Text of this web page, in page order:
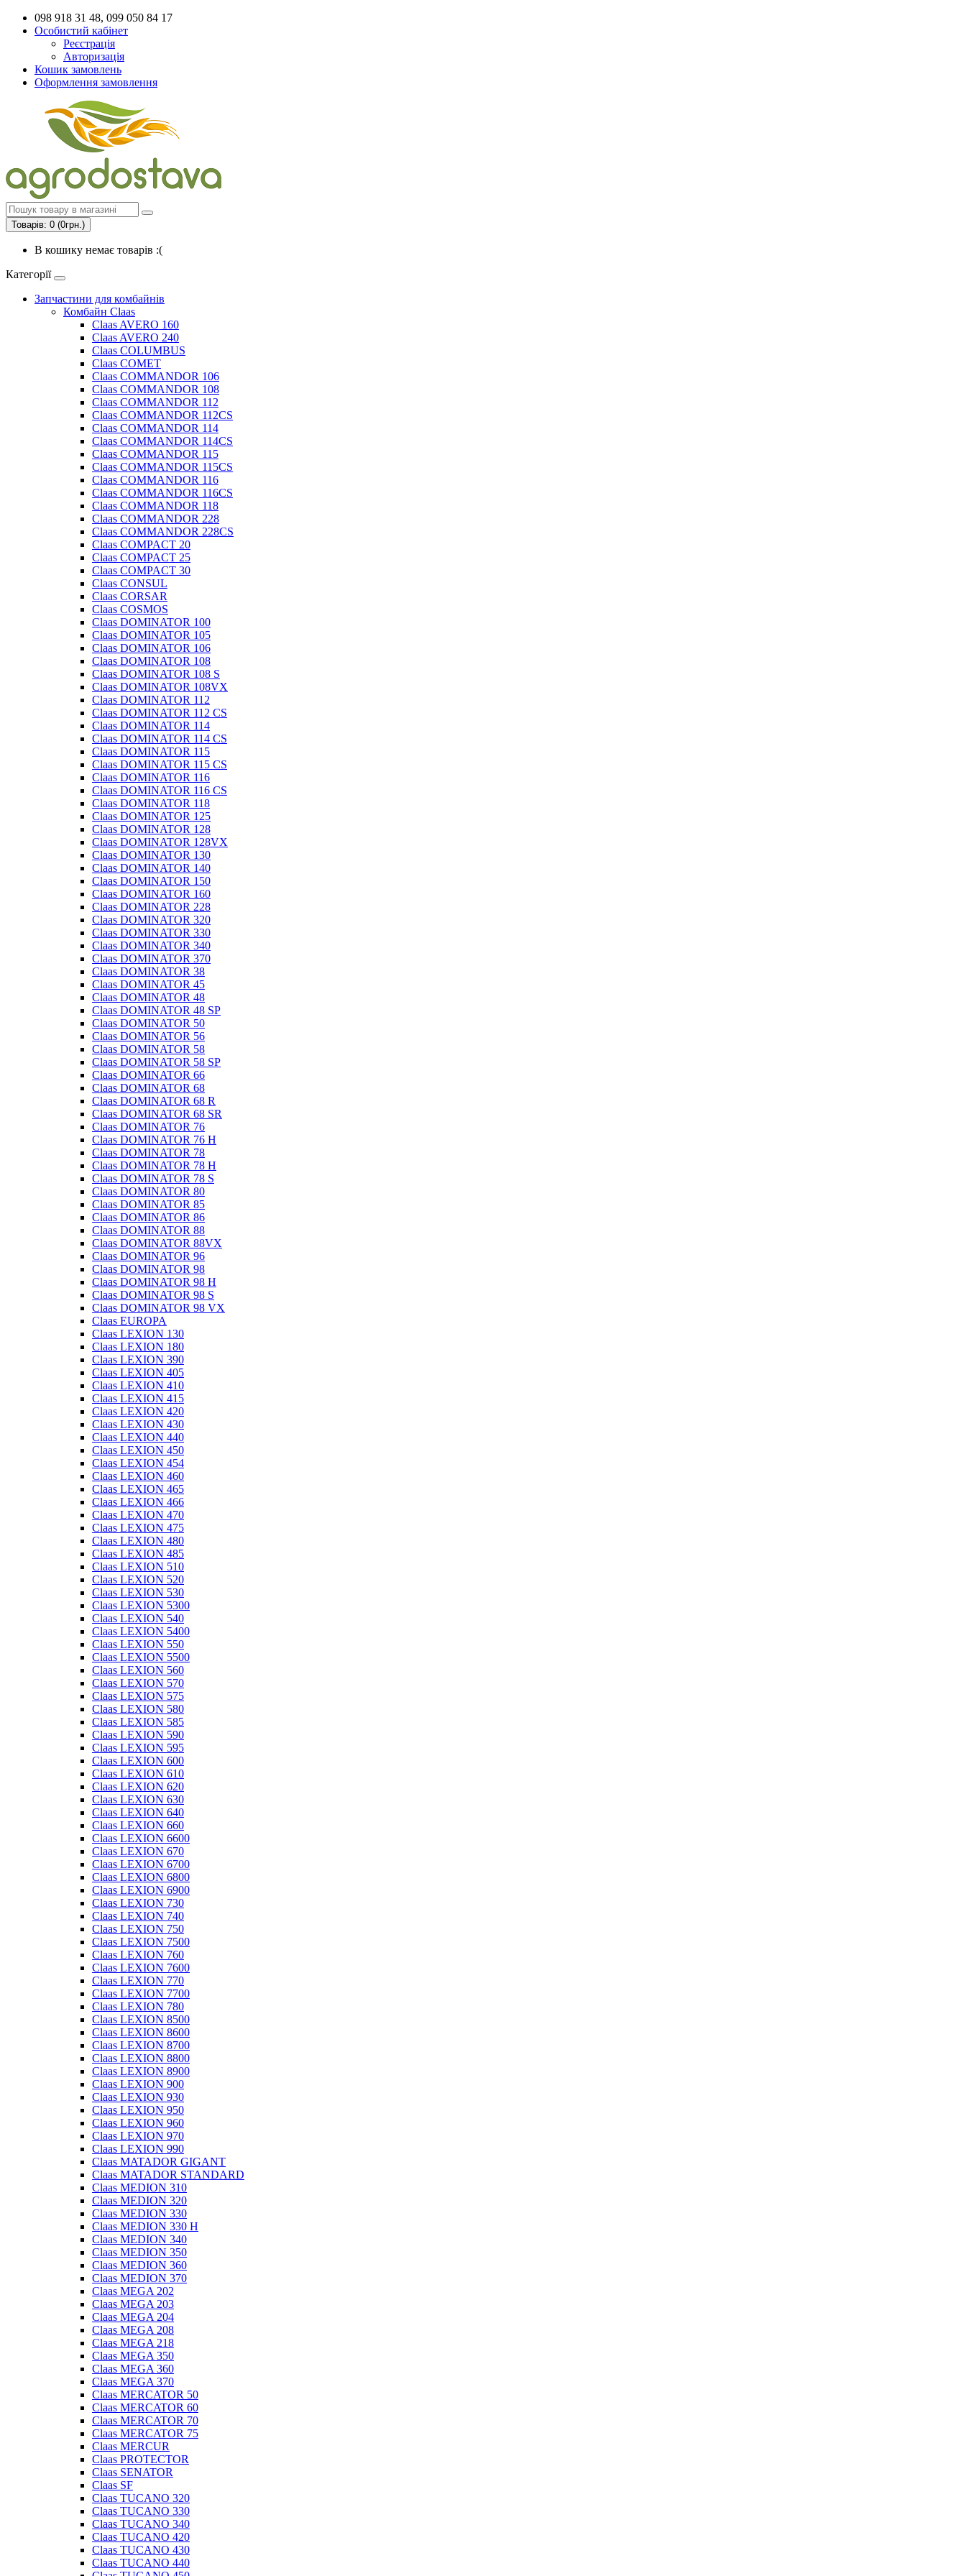
098 918 31 48, 099 050 84 17
Особистий кабінет
Реєстрація
Авторизація
Кошик замовлень
Оформлення замовлення
Товарів: 0 (0грн.)
В кошику немає товарів :(
Категорії
Запчастини для комбайнів
Комбайн Claas
Claas AVERO 160
Claas AVERO 240
Claas COLUMBUS
Claas COMET
Claas COMMANDOR 106
Claas COMMANDOR 108
Claas COMMANDOR 112
Claas COMMANDOR 112CS
Claas COMMANDOR 114
Claas COMMANDOR 114CS
Claas COMMANDOR 115
Claas COMMANDOR 115CS
Claas COMMANDOR 116
Claas COMMANDOR 116CS
Claas COMMANDOR 118
Claas COMMANDOR 228
Claas COMMANDOR 228CS
Claas COMPACT 20
Claas COMPACT 25
Claas COMPACT 30
Claas CONSUL
Claas CORSAR
Claas COSMOS
Claas DOMINATOR 100
Claas DOMINATOR 105
Claas DOMINATOR 106
Claas DOMINATOR 108
Claas DOMINATOR 108 S
Claas DOMINATOR 108VX
Claas DOMINATOR 112
Claas DOMINATOR 112 CS
Claas DOMINATOR 114
Claas DOMINATOR 114 CS
Claas DOMINATOR 115
Claas DOMINATOR 115 CS
Claas DOMINATOR 116
Claas DOMINATOR 116 CS
Claas DOMINATOR 118
Claas DOMINATOR 125
Claas DOMINATOR 128
Claas DOMINATOR 128VX
Claas DOMINATOR 130
Claas DOMINATOR 140
Claas DOMINATOR 150
Claas DOMINATOR 160
Claas DOMINATOR 228
Claas DOMINATOR 320
Claas DOMINATOR 330
Claas DOMINATOR 340
Claas DOMINATOR 370
Claas DOMINATOR 38
Claas DOMINATOR 45
Claas DOMINATOR 48
Claas DOMINATOR 48 SP
Claas DOMINATOR 50
Claas DOMINATOR 56
Claas DOMINATOR 58
Claas DOMINATOR 58 SP
Claas DOMINATOR 66
Claas DOMINATOR 68
Claas DOMINATOR 68 R
Claas DOMINATOR 68 SR
Claas DOMINATOR 76
Claas DOMINATOR 76 H
Claas DOMINATOR 78
Claas DOMINATOR 78 H
Claas DOMINATOR 78 S
Claas DOMINATOR 80
Claas DOMINATOR 85
Claas DOMINATOR 86
Claas DOMINATOR 88
Claas DOMINATOR 88VX
Claas DOMINATOR 96
Claas DOMINATOR 98
Claas DOMINATOR 98 H
Claas DOMINATOR 98 S
Claas DOMINATOR 98 VX
Claas EUROPA
Claas LEXION 130
Claas LEXION 180
Claas LEXION 390
Claas LEXION 405
Claas LEXION 410
Claas LEXION 415
Claas LEXION 420
Claas LEXION 430
Claas LEXION 440
Claas LEXION 450
Claas LEXION 454
Claas LEXION 460
Claas LEXION 465
Claas LEXION 466
Claas LEXION 470
Claas LEXION 475
Claas LEXION 480
Claas LEXION 485
Claas LEXION 510
Claas LEXION 520
Claas LEXION 530
Claas LEXION 5300
Claas LEXION 540
Claas LEXION 5400
Claas LEXION 550
Claas LEXION 5500
Claas LEXION 560
Claas LEXION 570
Claas LEXION 575
Claas LEXION 580
Claas LEXION 585
Claas LEXION 590
Claas LEXION 595
Claas LEXION 600
Claas LEXION 610
Claas LEXION 620
Claas LEXION 630
Claas LEXION 640
Claas LEXION 660
Claas LEXION 6600
Claas LEXION 670
Claas LEXION 6700
Claas LEXION 6800
Claas LEXION 6900
Claas LEXION 730
Claas LEXION 740
Claas LEXION 750
Claas LEXION 7500
Claas LEXION 760
Claas LEXION 7600
Claas LEXION 770
Claas LEXION 7700
Claas LEXION 780
Claas LEXION 8500
Claas LEXION 8600
Claas LEXION 8700
Claas LEXION 8800
Claas LEXION 8900
Claas LEXION 900
Claas LEXION 930
Claas LEXION 950
Claas LEXION 960
Claas LEXION 970
Claas LEXION 990
Claas MATADOR GIGANT
Claas MATADOR STANDARD
Claas MEDION 310
Claas MEDION 320
Claas MEDION 330
Claas MEDION 330 H
Claas MEDION 340
Claas MEDION 350
Claas MEDION 360
Claas MEDION 370
Claas MEGA 202
Claas MEGA 203
Claas MEGA 204
Claas MEGA 208
Claas MEGA 218
Claas MEGA 350
Claas MEGA 360
Claas MEGA 370
Claas MERCATOR 50
Claas MERCATOR 60
Claas MERCATOR 70
Claas MERCATOR 75
Claas MERCUR
Claas PROTECTOR
Claas SENATOR
Claas SF
Claas TUCANO 320
Claas TUCANO 330
Claas TUCANO 340
Claas TUCANO 420
Claas TUCANO 430
Claas TUCANO 440